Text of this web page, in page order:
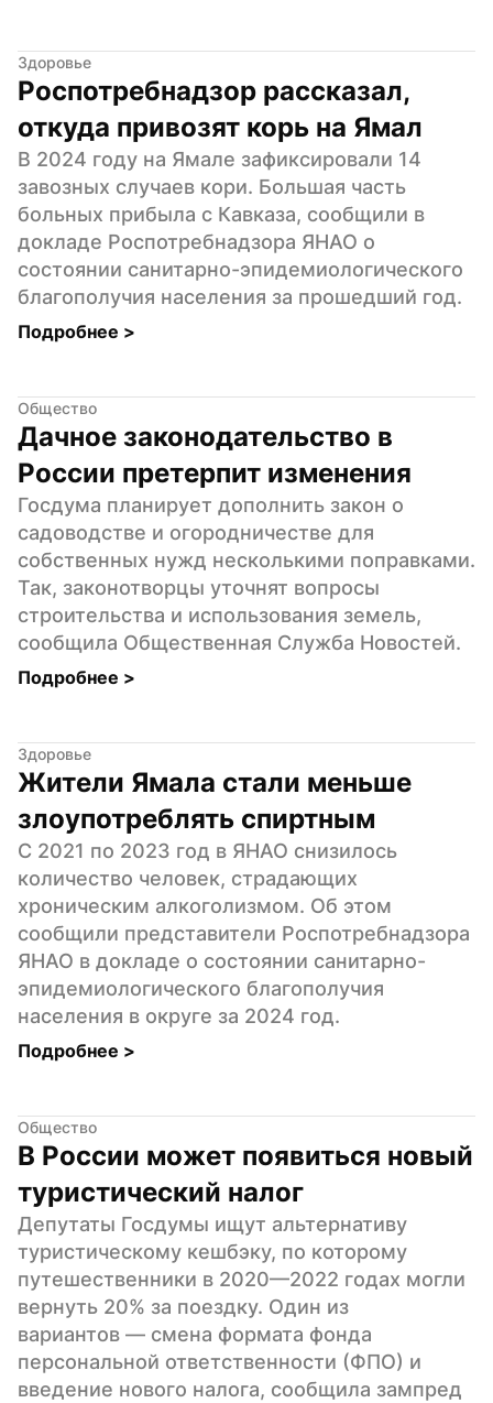
Здоровье
Роспотребнадзор рассказал,
откуда привозят корь на Ямал
В 2024 году на Ямале зафиксировали 14
завозных случаев кори. Большая часть
больных прибыла с Кавказа, сообщили в
докладе Роспотребнадзора ЯНАО о
состоянии санитарно-эпидемиологического
благополучия населения за прошедший год.
Подробнее >
Общество
Дачное законодательство в
России претерпит изменения
Госдума планирует дополнить закон о
садоводстве и огородничестве для
собственных нужд несколькими поправками.
Так, законотворцы уточнят вопросы
строительства и использования земель,
сообщила Общественная Служба Новостей.
Подробнее >
Здоровье
Жители Ямала стали меньше
злоупотреблять спиртным
С 2021 по 2023 год в ЯНАО снизилось
количество человек, страдающих
хроническим алкоголизмом. Об этом
сообщили представители Роспотребнадзора
ЯНАО в докладе о состоянии санитарно-
эпидемиологического благополучия
населения в округе за 2024 год.
Подробнее >
Общество
В России может появиться новый
туристический налог
Депутаты Госдумы ищут альтернативу
туристическому кешбэку, по которому
путешественники в 2020—2022 годах могли
вернуть 20% за поездку. Один из
вариантов — смена формата фонда
персональной ответственности (ФПО) и
введение нового налога, сообщила зампред